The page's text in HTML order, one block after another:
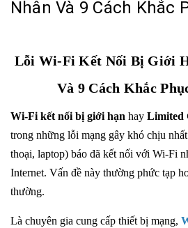
Nhân Và 9 Cách Khắc
Lỗi Wi-Fi Kết Nối Bị Giới
Và 9 Cách Khắc
Wi-Fi kết nối bị giới hạn hay Limited
trong những lỗi mạng gây khó chịu
thoại, laptop) báo đã kết nối với Wi-Fi
Internet. Vấn đề này thường phức tạp
thường.
Là chuyên gia cung cấp thiết bị mạng,